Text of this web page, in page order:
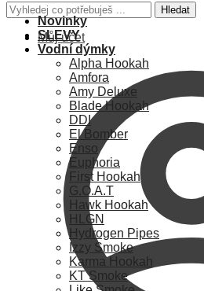
Hledat: Hledat
Můj účet
Novinky
SLEVY
Vodní dýmky
Alpha Hookah
Amfora
Amy Deluxe
Blade Hookah
DDI
El Bomber
Enso
Euphoria
First Hookah
G.O.A.T
Hawk Hookah
HLGN
Hydrogen Pipes
Izzy Smoke
Karma Hookah
KT Smoke